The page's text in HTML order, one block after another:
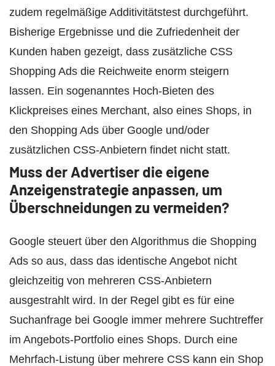
zudem regelmäßige Additivitätstest durchgeführt.
Bisherige Ergebnisse und die Zufriedenheit der
Kunden haben gezeigt, dass zusätzliche CSS
Shopping Ads die Reichweite enorm steigern
lassen. Ein sogenanntes Hoch-Bieten des
Klickpreises eines Merchant, also eines Shops, in
den Shopping Ads über Google und/oder
zusätzlichen CSS-Anbietern findet nicht statt.
Muss der Advertiser die eigene
Anzeigenstrategie anpassen, um
Überschneidungen zu vermeiden?
Google steuert über den Algorithmus die Shopping
Ads so aus, dass das identische Angebot nicht
gleichzeitig von mehreren CSS-Anbietern
ausgestrahlt wird. In der Regel gibt es für eine
Suchanfrage bei Google immer mehrere Suchtreffer
im Angebots-Portfolio eines Shops. Durch eine
Mehrfach-Listung über mehrere CSS kann ein Shop